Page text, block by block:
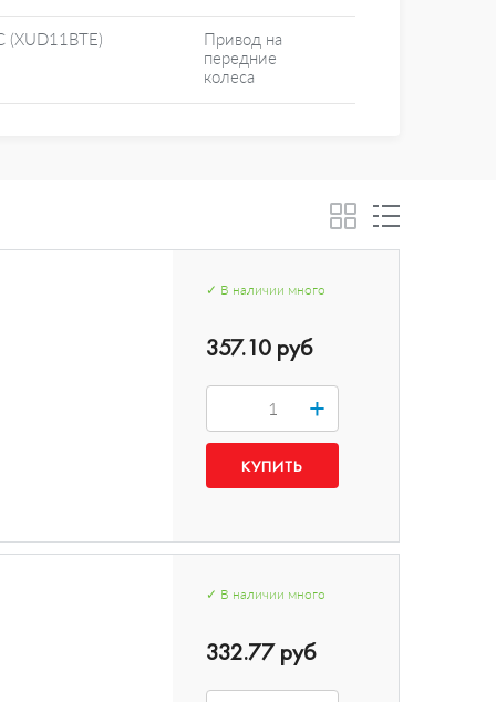
(XUD11BTE)
Привод на
передние
колеса
✓ В наличии много
357.10 руб
+
✓ В наличии много
332.77 руб